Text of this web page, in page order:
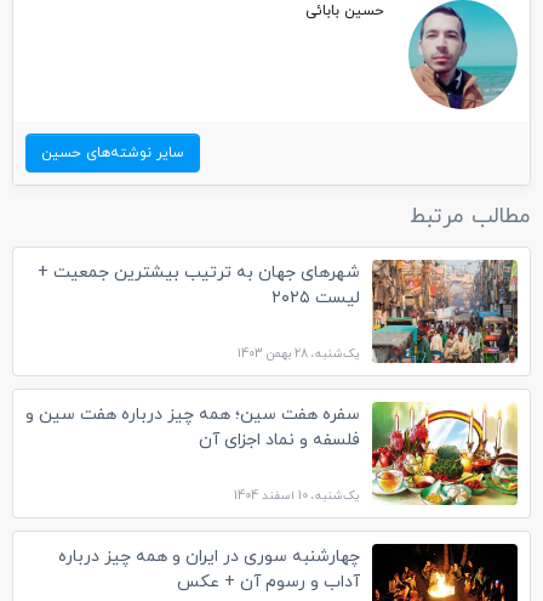
حسین بابائی
سایر نوشته‌های حسین
مطالب مرتبط
شهرهای جهان به ترتیب بیشترین جمعیت +
لیست ۲۰۲۵
یک‌شنبه، 28 بهمن 1403
سفره هفت سین؛ همه چیز درباره هفت سین و
فلسفه و نماد اجزای آن
یک‌شنبه، 10 اسفند 1404
چهارشنبه سوری در ایران و همه چیز درباره
آداب و رسوم آن + عکس